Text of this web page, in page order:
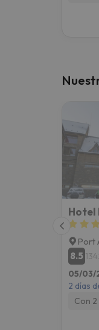
Hotel
Port
8.5
05/03/
2 días
Con